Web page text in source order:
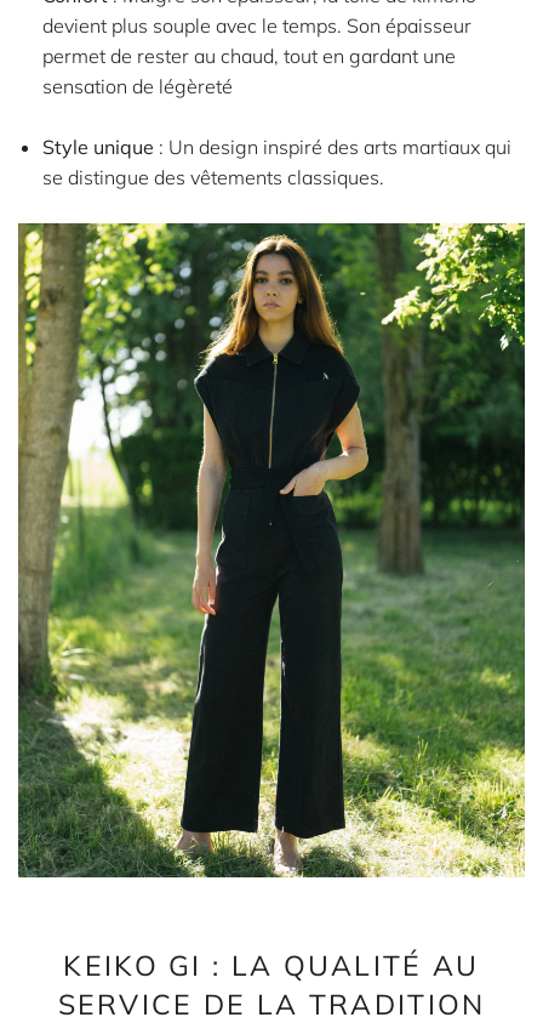
devient plus souple avec le temps. Son épaisseur
permet de rester au chaud, tout en gardant une
sensation de légèreté
Style unique : Un design inspiré des arts martiaux qui
se distingue des vêtements classiques.
KEIKO GI : LA QUALITÉ AU
SERVICE DE LA TRADITION